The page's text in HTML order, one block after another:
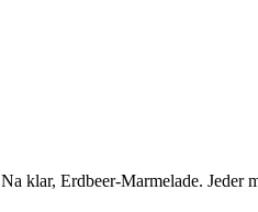
klar, Erdbeer-Marmelade.